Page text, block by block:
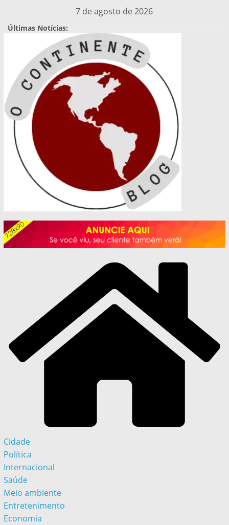
para
7 de agosto de 2026
Últimas Notícias:
Cidade
Política
Internacional
Saúde
Meio ambiente
Entretenimento
Economia